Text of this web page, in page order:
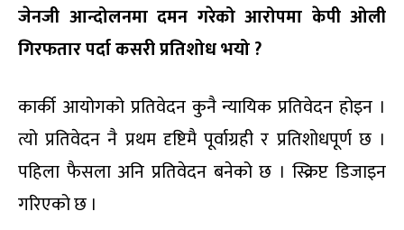
जेनजी आन्दोलनमा दमन गरेको आरोपमा केपी ओली
गिरफतार पर्दा कसरी प्रतिशोध भयो ?
कार्की आयोगको प्रतिवेदन कुनै न्यायिक प्रतिवेदन होइन ।
त्यो प्रतिवेदन नै प्रथम दृष्टिमै पूर्वाग्रही र प्रतिशोधपूर्ण छ ।
पहिला फैसला अनि प्रतिवेदन बनेको छ । स्क्रिप्ट डिजाइन
गरिएको छ ।